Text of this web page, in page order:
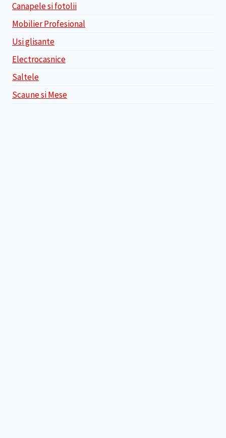
Canapele si fotolii
Mobilier Profesional
Usi glisante
Electrocasnice
Saltele
Scaune si Mese